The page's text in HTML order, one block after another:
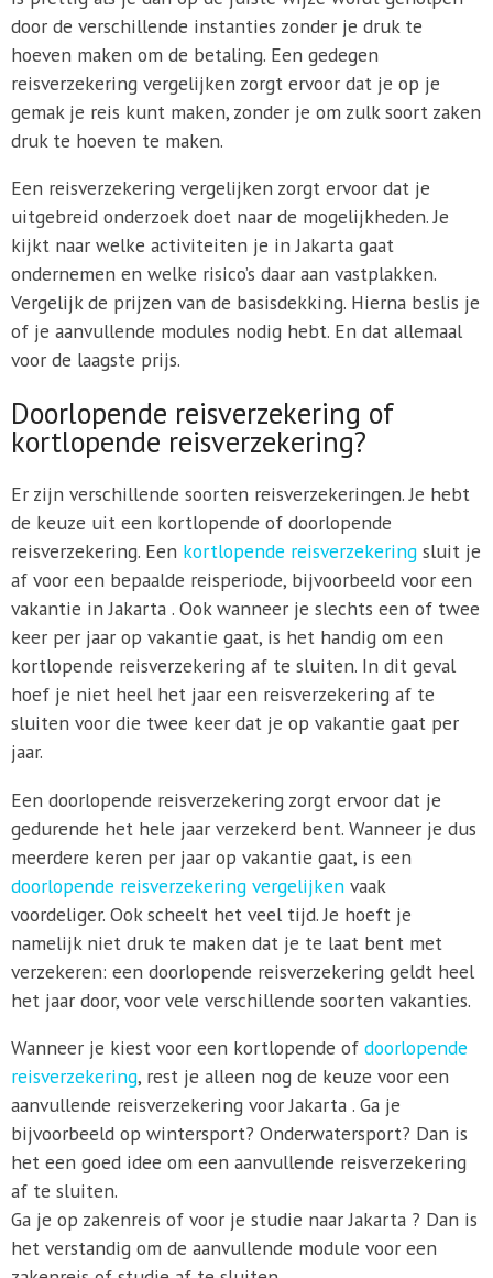
door de verschillende instanties zonder je druk te
hoeven maken om de betaling. Een gedegen
reisverzekering vergelijken zorgt ervoor dat je op je
gemak je reis kunt maken, zonder je om zulk soort zaken
druk te hoeven te maken.
Een reisverzekering vergelijken zorgt ervoor dat je
uitgebreid onderzoek doet naar de mogelijkheden. Je
kijkt naar welke activiteiten je in Jakarta gaat
ondernemen en welke risico’s daar aan vastplakken.
Vergelijk de prijzen van de basisdekking. Hierna beslis je
of je aanvullende modules nodig hebt. En dat allemaal
voor de laagste prijs.
Doorlopende reisverzekering of
kortlopende reisverzekering?
Er zijn verschillende soorten reisverzekeringen. Je hebt
de keuze uit een kortlopende of doorlopende
reisverzekering. Een kortlopende reisverzekeringsluit je
af voor een bepaalde reisperiode, bijvoorbeeld voor een
vakantie in Jakarta . Ook wanneer je slechts een of twee
keer per jaar op vakantie gaat, is het handig om een
kortlopende reisverzekering af te sluiten. In dit geval
hoef je niet heel het jaar een reisverzekering af te
sluiten voor die twee keer dat je op vakantie gaat per
jaar.
Een doorlopende reisverzekering zorgt ervoor dat je
gedurende het hele jaar verzekerd bent. Wanneer je dus
meerdere keren per jaar op vakantie gaat, is een
doorlopende reisverzekering vergelijkenvaak
voordeliger. Ook scheelt het veel tijd. Je hoeft je
namelijk niet druk te maken dat je te laat bent met
verzekeren: een doorlopende reisverzekering geldt heel
het jaar door, voor vele verschillende soorten vakanties.
Wanneer je kiest voor een kortlopende of doorlopende
reisverzekering, rest je alleen nog de keuze voor een
aanvullende reisverzekering voor Jakarta . Ga je
bijvoorbeeld op wintersport? Onderwatersport? Dan is
het een goed idee om een aanvullende reisverzekering
af te sluiten.
Ga je op zakenreis of voor je studie naar Jakarta ? Dan is
het verstandig om de aanvullende module voor een